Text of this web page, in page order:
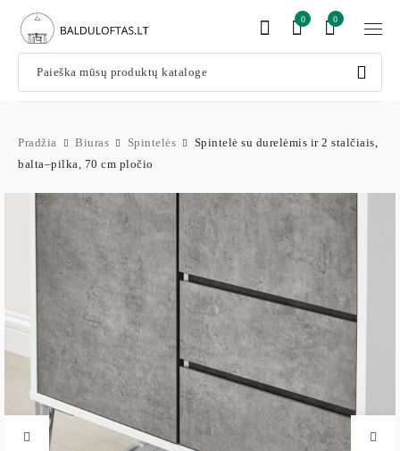
0
0
Pradžia Biuras Spintelės
Spintelė su durelėmis ir 2 stalčiais,
balta–pilka, 70 cm pločio